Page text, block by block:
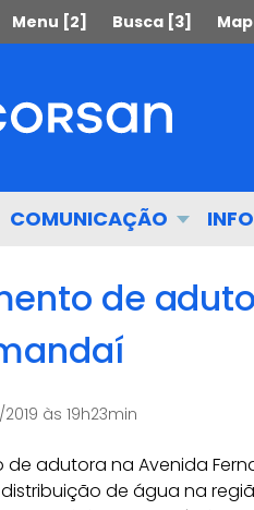
Menu [2] Busca [3]
COMUNICAÇÃO
de
2019 às 19h23min
de adutora na Avenida
de água na